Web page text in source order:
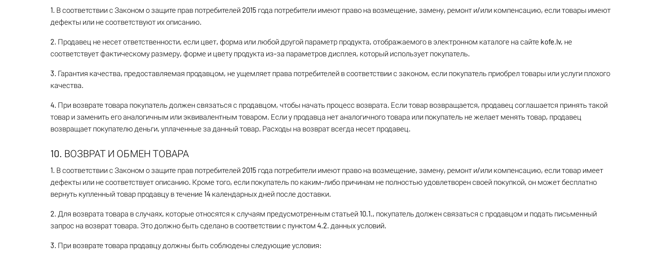
1. В соответствии с Законом о защите прав потребителей 2015 года потребители имеют право на возмещение, замену, ремонт и/или компенсацию, если товары имеют
дефекты или не соответствуют их описанию.
2. Продавец не несет ответственности, если цвет, форма или любой другой параметр продукта, отображаемого в электронном каталоге на сайте kofe.lv, не
соответствует фактическому размеру, форме и цвету продукта из-за параметров дисплея, который использует покупатель.
3. Гарантия качества, предоставляемая продавцом, не ущемляет права потребителей в соответствии с законом, если покупатель приобрел товары или услуги плохого
качества.
4. При возврате товара покупатель должен связаться с продавцом, чтобы начать процесс возврата. Если товар возвращается, продавец соглашается принять такой
товар и заменить его аналогичным или эквивалентным товаром. Если у продавца нет аналогичного товара или покупатель не желает менять товар, продавец
возвращает покупателю деньги, уплаченные за данный товар. Расходы на возврат всегда несет продавец.
10. ВОЗВРАТ И ОБМЕН ТОВАРА
1. В соответствии с Законом о защите прав потребителей 2015 года потребители имеют право на возмещение, замену, ремонт и/или компенсацию, если товар имеет
дефекты или не соответствует описанию. Кроме того, если покупатель по каким-либо причинам не полностью удовлетворен своей покупкой, он может бесплатно
вернуть купленный товар продавцу в течение 14 календарных дней после доставки.
2. Для возврата товара в случаях, которые относятся к случаям предусмотренным статьей 10.1., покупатель должен связаться с продавцом и подать письменный
запрос на возврат товара. Это должно быть сделано в соответствии с пунктом 4.2. данных условий.
3. При возврате товара продавцу должны быть соблюдены следующие условия: